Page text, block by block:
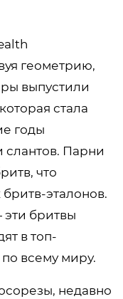
геометрию,
выпустили
стала
годы
слантов. Парни
что
эталонов.
бритвы
в топ-
всему миру.
недавно